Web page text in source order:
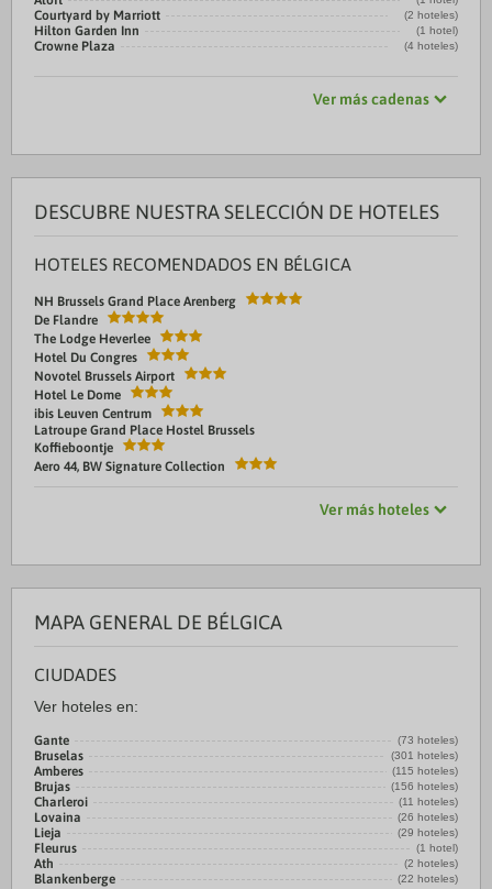
Courtyard by Marriott (2 hoteles)
Hilton Garden Inn (1 hotel)
Crowne Plaza (4 hoteles)
Ver más cadenas
DESCUBRE NUESTRA SELECCIÓN DE HOTELES
HOTELES RECOMENDADOS EN BÉLGICA
NH Brussels Grand Place Arenberg
De Flandre
The Lodge Heverlee
Hotel Du Congres
Novotel Brussels Airport
Hotel Le Dome
ibis Leuven Centrum
Latroupe Grand Place Hostel Brussels
Koffieboontje
Aero 44, BW Signature Collection
Ver más hoteles
MAPA GENERAL DE BÉLGICA
CIUDADES
Ver hoteles en:
Gante (73 hoteles)
Bruselas (301 hoteles)
Amberes (115 hoteles)
Brujas (156 hoteles)
Charleroi (11 hoteles)
Lovaina (26 hoteles)
Lieja (29 hoteles)
Fleurus (1 hotel)
Ath (2 hoteles)
Blankenberge (22 hoteles)